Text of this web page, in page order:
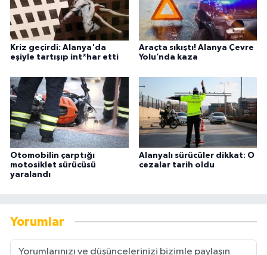
Kriz geçirdi: Alanya'da
eşiyle tartışıp int*har etti
Araçta sıkıştı! Alanya Çevre
Yolu’nda kaza
Otomobilin çarptığı
motosiklet sürücüsü
yaralandı
Alanyalı sürücüler dikkat: O
cezalar tarih oldu
Yorumlar